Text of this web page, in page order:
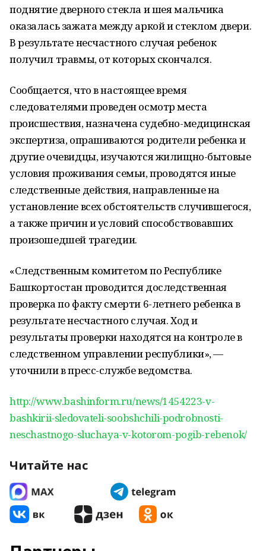
поднятие дверного стекла и шея мальчика
оказалась зажата между аркой и стеклом двери.
В результате несчастного случая ребенок
получил травмы, от которых скончался.
Сообщается, что в настоящее время
следователями проведен осмотр места
происшествия, назначена судебно-медицинская
экспертиза, опрашиваются родители ребенка и
другие очевидцы, изучаются жилищно-бытовые
условия проживания семьи, проводятся иные
следственные действия, направленные на
установление всех обстоятельств случившегося,
а также причин и условий способствовавших
произошедшей трагедии.
«Следственным комитетом по Республике
Башкортостан проводится доследственная
проверка по факту смерти 6-летнего ребенка в
результате несчастного случая. Ход и
результаты проверки находятся на контроле в
следственном управлении республики», —
уточнили в пресс-службе ведомства.
http://www.bashinform.ru/news/1454223-v-
bashkirii-sledovateli-soobshchili-podrobnosti-
neschastnogo-sluchaya-v-kotorom-pogib-rebenok/
Читайте нас